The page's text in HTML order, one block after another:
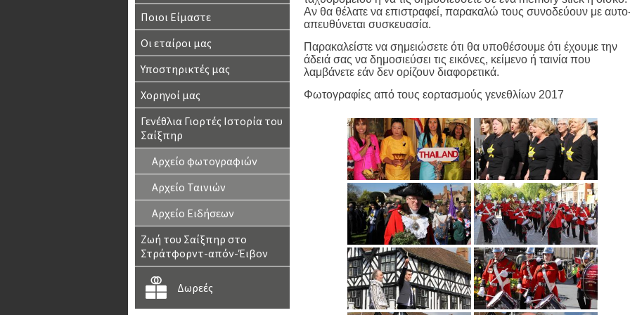
Ποιοι Είμαστε
Οι εταίροι μας
Υποστηρικτές μας
Χορηγοί μας
Γενέθλια Γιορτές Ιστορία του
Σαίξπηρ
Αρχείο φωτογραφιών
Αρχείο Ταινιών
Αρχείο Ειδήσεων
Ζωή του Σαίξπηρ στο
Στράτφορντ-απόν-Έιβον
Δωρεές
Αν θα θέλατε να επιστραφεί, παρακαλώ τους συνοδεύουν με
απευθύνεται συσκευασία.
Παρακαλείστε να σημειώσετε ότι θα υποθέσουμε ότι έχουμε την
άδειά σας να δημοσιεύσει τις εικόνες, κείμενο ή ταινία που
λαμβάνετε εάν δεν ορίζουν διαφορετικά.
Φωτογραφίες από τους εορτασμούς γενεθλίων 2017